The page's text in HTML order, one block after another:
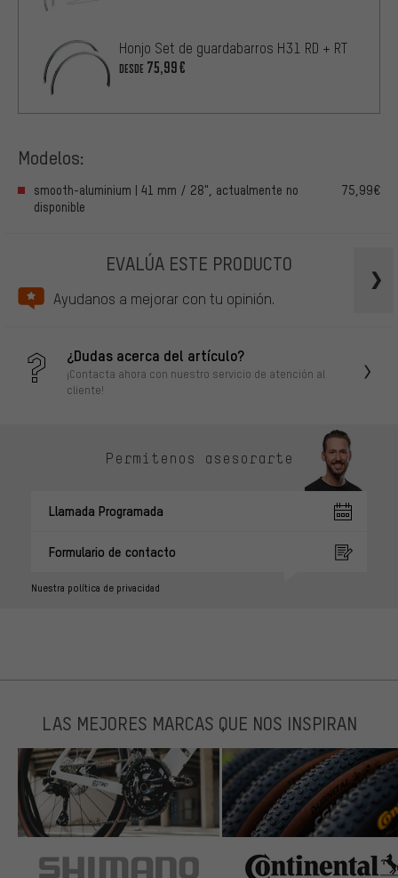
Honjo Set de guardabarros H31 RD + RT
DESDE 75,99€
Modelos:
smooth-aluminium | 41 mm / 28", actualmente no
disponible
75,99€
EVALÚA ESTE PRODUCTO
Ayudanos a mejorar con tu opinión.
¿Dudas acerca del artículo?
¡Contacta ahora con nuestro servicio de atención al
cliente!
Permítenos asesorarte
Llamada Programada
Formulario de contacto
Nuestra política de privacidad
LAS MEJORES MARCAS QUE NOS INSPIRAN